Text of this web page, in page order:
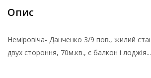
Опис
Неміровіча- Данченко 3/9 пов., жилий
двух стороння, 70м.кв., є балкон і лоджія...